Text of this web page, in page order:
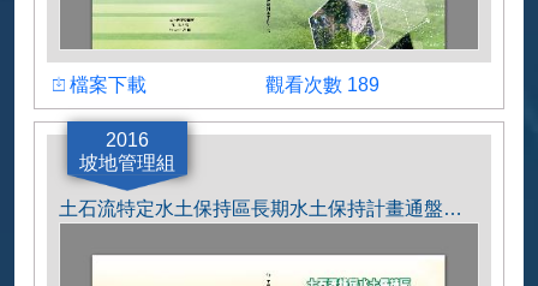
土石流特定水土保持區長期水土保持計畫工作
手冊
下載檔案
檔案下載 觀看次數 189
2016
坡地管理組
土石流特定水土保持區長期水土保持計畫通盤檢討工作手冊